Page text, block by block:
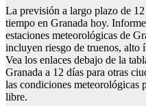
La previsión a largo plazo de
tiempo en Granada hoy.
estaciones meteorológicas de
incluyen riesgo de truenos, alto
Vea los enlaces debajo de la
Granada a 12 días para otras
las condiciones meteorológicas
libre.